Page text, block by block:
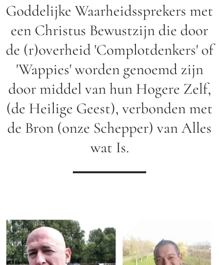
Goddelijke Waarheidssprekers met
een Christus Bewustzijn die door
de (r)overheid 'Complotdenkers' of
'Wappies' worden genoemd zijn
door middel van hun Hogere Zelf,
(de Heilige Geest), verbonden met
de Bron (onze Schepper) van Alles
wat Is.